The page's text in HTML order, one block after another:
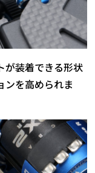
が装着できる形状
ンを高められま